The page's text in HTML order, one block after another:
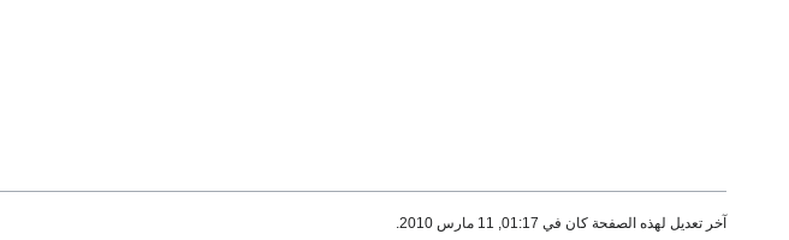
آخر تعديل لهذه الصفحة كان في 01:17, 11 مارس 2010.